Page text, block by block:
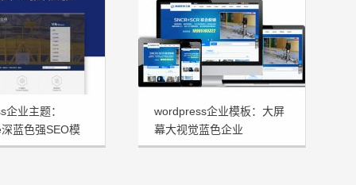
业主题：
蓝色强SEO模
wordpress企业模板：大屏
幕大视觉蓝色企业
HSTHEME发布